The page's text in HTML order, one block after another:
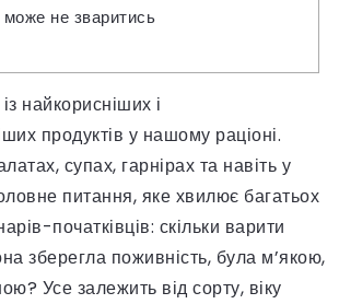
не зваритись
найкорисніших і
продуктів у нашому раціоні.
супах, гарнірах та навіть у
питання, яке хвилює багатьох
початківців: скільки варити
зберегла поживність, була м’якою,
Усе залежить від сорту, віку